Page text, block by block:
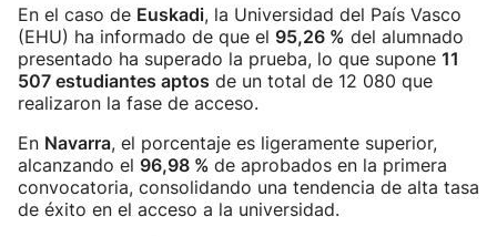
En el caso de Euskadi, la Universidad del País Vasco
(EHU) ha informado de que el 95,26 % del alumnado
presentado ha superado la prueba, lo que supone 11
507 estudiantes aptos de un total de 12 080 que
realizaron la fase de acceso.
En Navarra, el porcentaje es ligeramente superior,
alcanzando el 96,98 % de aprobados en la primera
convocatoria, consolidando una tendencia de alta tasa
de éxito en el acceso a la universidad.